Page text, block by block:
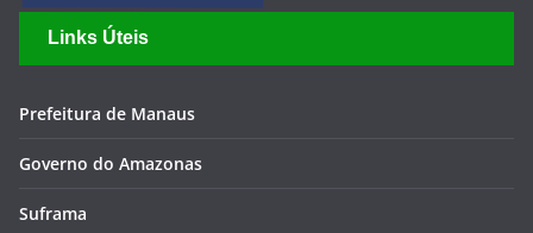
Links Úteis
Prefeitura de Manaus
Governo do Amazonas
Suframa